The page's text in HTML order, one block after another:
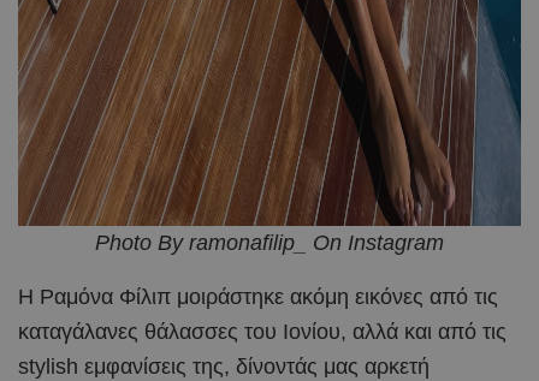
Photo By ramonafilip_ On Instagram
Η Ραμόνα Φίλιπ μοιράστηκε ακόμη εικόνες από τις
καταγάλανες θάλασσες του Ιονίου, αλλά και από τις
stylish εμφανίσεις της, δίνοντάς μας αρκετή